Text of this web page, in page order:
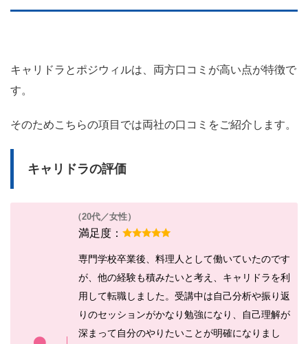
キャリドラとポジウィルは、両方口コミが高い点が特徴で
す。
そのためこちらの項目では両社の口コミをご紹介します。
キャリドラの評価
満足度：
（20代／女性）
専門学校卒業後、料理人として働いていたのです
が、他の経験も積みたいと考え、キャリドラを利
用して転職しました。受講中は自己分析や振り返
りのセッションがかなり勉強になり、自己理解が
深まって自分のやりたいことが明確になりまし